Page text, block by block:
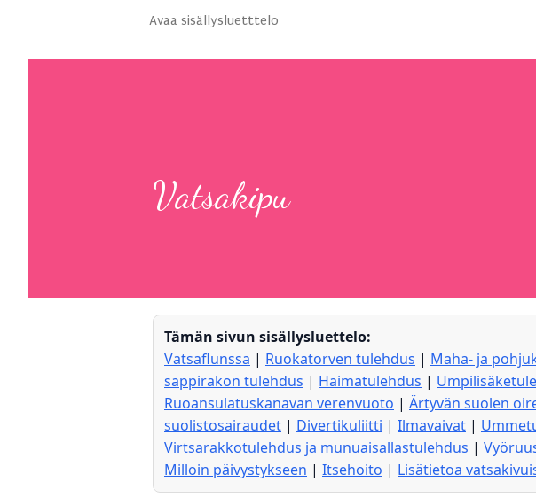
Avaa sisällysluetttelo
Vatsakipu
Tämän sivun sisällysluettelo:
Vatsaflunssa | Ruokatorven tulehdus | Maha- ja
sappirakon tulehdus | Haimatulehdus |
Ruoansulatuskanavan verenvuoto | Ärtyvän suolen
suolistosairaudet | Divertikuliitti | Ilmavaivat |
Virtsarakkotulehdus ja munuaisallastulehdus |
Milloin päivystykseen | Itsehoito | Lisätietoa